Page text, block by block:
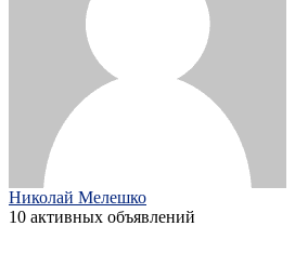
Николай Мелешко
10 активных объявлений